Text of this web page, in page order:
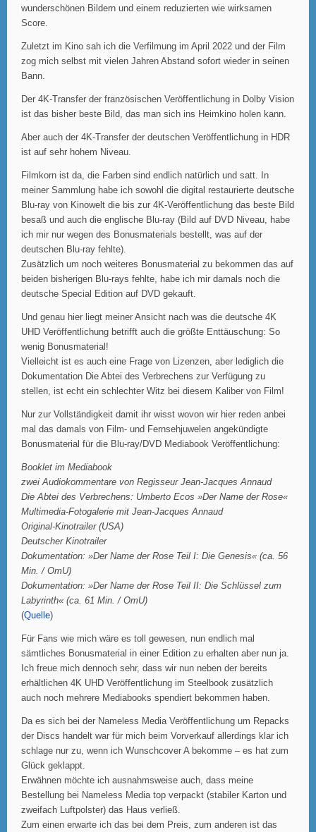
wunderschönen Bildern und einem reduzierten wie wirksamen
Score.
Zuletzt im Kino sah ich die Verfilmung im April 2022 und der Film
zog mich selbst mit vielen Jahren Abstand sofort wieder in seinen
Bann.
Der 4K-Transfer der französischen Veröffentlichung in Dolby Vision
ist das bisher beste Bild, das man sich ins Heimkino holen kann.
Aber auch der 4K-Transfer der deutschen Veröffentlichung in HDR
ist auf sehr hohem Niveau.
Filmkorn ist da, die Farben sind endlich natürlich und satt. In
meiner Sammlung habe ich sowohl die digital restaurierte deutsche
Blu-ray von Kinowelt die bis zur 4K-Veröffentlichung das beste Bild
besaß und auch die englische Blu-ray (Bild auf DVD Niveau, habe
ich mir nur wegen des Bonusmaterials bestellt, was auf der
deutschen Blu-ray fehlte).
Zusätzlich um noch weiteres Bonusmaterial zu bekommen das auf
beiden bisherigen Blu-rays fehlte, habe ich mir damals noch die
deutsche Special Edition auf DVD gekauft.
Und genau hier liegt meiner Ansicht nach was die deutsche 4K
UHD Veröffentlichung betrifft auch die größte Enttäuschung: So
wenig Bonusmaterial!
Vielleicht ist es auch eine Frage von Lizenzen, aber lediglich die
Dokumentation Die Abtei des Verbrechens zur Verfügung zu
stellen, ist echt ein schlechter Witz bei diesem Kaliber von Film!
Nur zur Vollständigkeit damit ihr wisst wovon wir hier reden anbei
mal das damals von Film- und Fernsehjuwelen angekündigte
Bonusmaterial für die Blu-ray/DVD Mediabook Veröffentlichung:
Booklet im Mediabook
zwei Audiokommentare von Regisseur Jean-Jacques Annaud
Die Abtei des Verbrechens: Umberto Ecos »Der Name der Rose«
Multimedia-Fotogalerie mit Jean-Jacques Annaud
Original-Kinotrailer (USA)
Deutscher Kinotrailer
Dokumentation: »Der Name der Rose Teil I: Die Genesis« (ca. 56
Min. / OmU)
Dokumentation: »Der Name der Rose Teil II: Die Schlüssel zum
Labyrinth« (ca. 61 Min. / OmU)
(Quelle)
Für Fans wie mich wäre es toll gewesen, nun endlich mal
sämtliches Bonusmaterial in einer Edition zu erhalten aber nun ja.
Ich freue mich dennoch sehr, dass wir nun neben der bereits
erhältlichen 4K UHD Veröffentlichung im Steelbook zusätzlich
auch noch mehrere Mediabooks spendiert bekommen haben.
Da es sich bei der Nameless Media Veröffentlichung um Repacks
der Discs handelt war für mich beim Vorverkauf allerdings klar ich
schlage nur zu, wenn ich Wunschcover A bekomme – es hat zum
Glück geklappt.
Erwähnen möchte ich ausnahmsweise auch, dass meine
Bestellung bei Nameless Media top verpackt (stabiler Karton und
zweifach Luftpolster) das Haus verließ.
Zum einen erwarte ich das bei dem Preis, zum anderen ist das